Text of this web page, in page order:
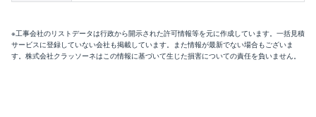
※工事会社のリストデータは行政から開示された許可情報等を元に作成しています。一括見積
サービスに登録していない会社も掲載しています。また情報が最新でない場合もございま
す。株式会社クラッソーネはこの情報に基づいて生じた損害についての責任を負いません。